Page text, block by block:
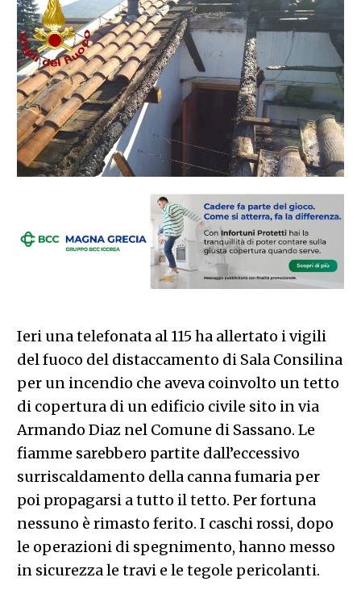
Ieri una telefonata al 115 ha allertato i vigili
del fuoco del distaccamento di Sala Consilina
per un incendio che aveva coinvolto un tetto
di copertura di un edificio civile sito in via
Armando Diaz nel Comune di Sassano. Le
fiamme sarebbero partite dall’eccessivo
surriscaldamento della canna fumaria per
poi propagarsi a tutto il tetto. Per fortuna
nessuno è rimasto ferito. I caschi rossi, dopo
le operazioni di spegnimento, hanno messo
in sicurezza le travi e le tegole pericolanti.